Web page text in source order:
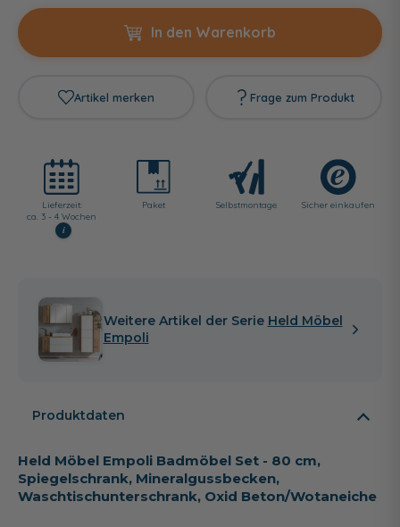
In den Warenkorb
Artikel merken Frage zum Produkt
Lieferzeit:
ca. 3 - 4 Wochen
i
Paket Selbst­montage Sicher einkaufen
Weitere Artikel der Serie Held Möbel
Empoli
Produktdaten
Held Möbel Empoli Badmöbel Set - 80 cm,
Spiegelschrank, Mineralgussbecken,
Waschtischunterschrank, Oxid Beton/Wotaneiche